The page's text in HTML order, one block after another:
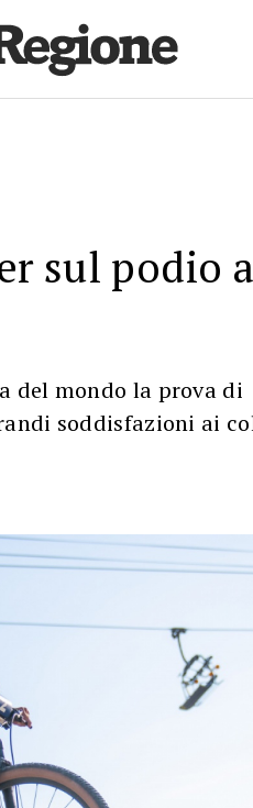
sul podio a
del mondo la prova di
soddisfazioni ai